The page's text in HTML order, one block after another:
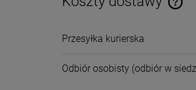
Przesyłka kurierska
Odbiór osobisty (odbiór w